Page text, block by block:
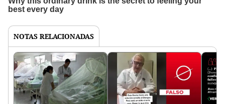
NOTAS RELACIONADAS